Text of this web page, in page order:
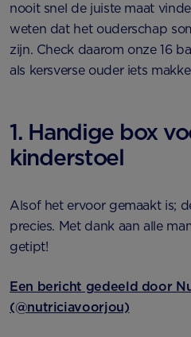
nooit snel de juiste maat
weten dat het ouderschap
zijn. Check daarom onze 16
als kersverse ouder iets
1. Handige box
kinderstoel
Alsof het ervoor gemaakt is;
precies. Met dank aan alle
getipt!
Een bericht gedeeld door
(@nutriciavoorjou)